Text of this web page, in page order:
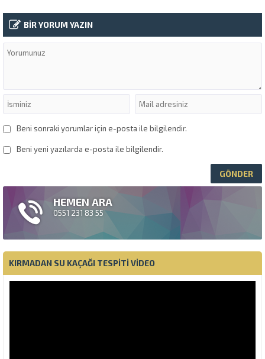
BİR YORUM YAZIN
Beni sonraki yorumlar için e-posta ile bilgilendir.
Beni yeni yazılarda e-posta ile bilgilendir.
HEMEN ARA
0551 231 83 55
KIRMADAN SU KAÇAĞI TESPITI VIDEO